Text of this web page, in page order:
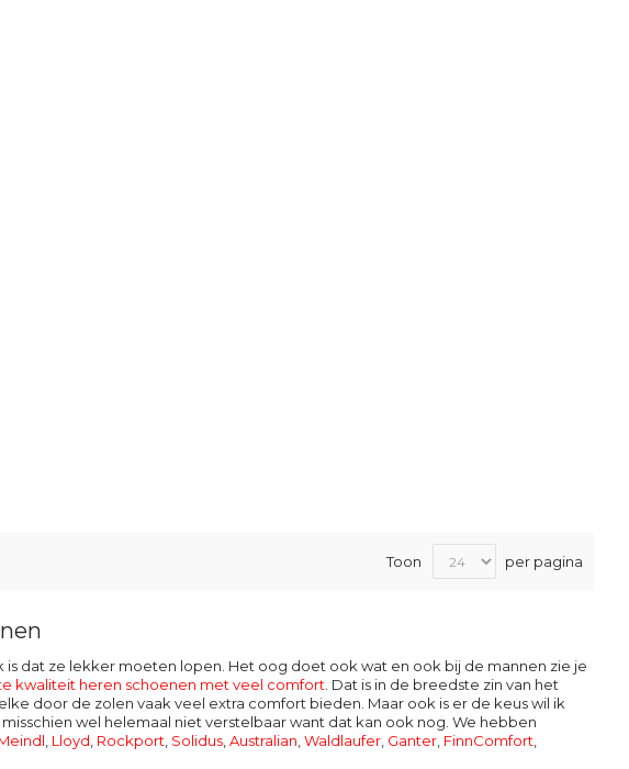
Toon per pagina
dat ze lekker moeten lopen. Het oog doet ook wat en ook bij de mannen zie je
kwaliteit heren schoenen met veel comfort . Dat is in de breedste zin van het
door de zolen vaak veel extra comfort bieden. Maar ook is er de keus wil ik
misschien wel helemaal niet verstelbaar want dat kan ook nog. We hebben
Lloyd Rockport Solidus, Australian Waldlaufer, Ganter, FinnComfort